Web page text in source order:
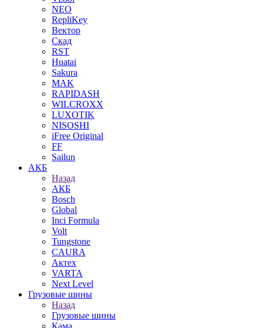
NEO
RepliKey
Вектор
Скад
RST
Huatai
Sakura
MAK
RAPIDASH
WILCROXX
LUXOTIK
NISOSHI
iFree Original
FF
Sailun
АКБ
Назад
АКБ
Bosch
Global
Inci Formula
Volt
Tungstone
CAURA
Актех
VARTA
Next Level
Грузовые шины
Назад
Грузовые шины
Кама